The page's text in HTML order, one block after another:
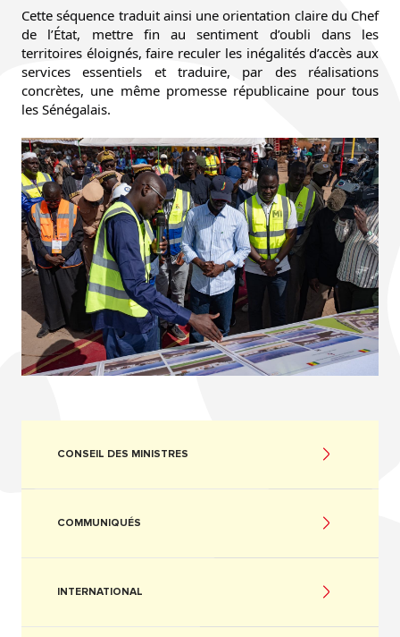
Cette séquence traduit ainsi une orientation claire du Chef
de l’État, mettre fin au sentiment d’oubli dans les
territoires éloignés, faire reculer les inégalités d’accès aux
services essentiels et traduire, par des réalisations
concrètes, une même promesse républicaine pour tous
les Sénégalais.
CONSEIL DES MINISTRES
COMMUNIQUÉS
INTERNATIONAL